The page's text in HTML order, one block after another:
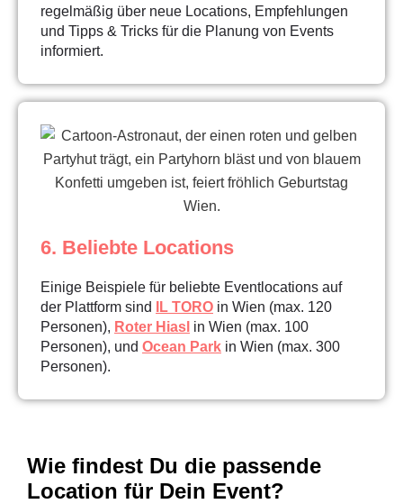
regelmäßig über neue Locations, Empfehlungen
und Tipps & Tricks für die Planung von Events
informiert.
6. Beliebte Locations
Einige Beispiele für beliebte Eventlocations auf
der Plattform sind
IL TORO in Wien (max. 120
Personen), Roter Hiasl in Wien (max. 100
Personen), und Ocean Park in Wien (max. 300
Personen).
Wie findest Du die passende
Location für Dein Event?